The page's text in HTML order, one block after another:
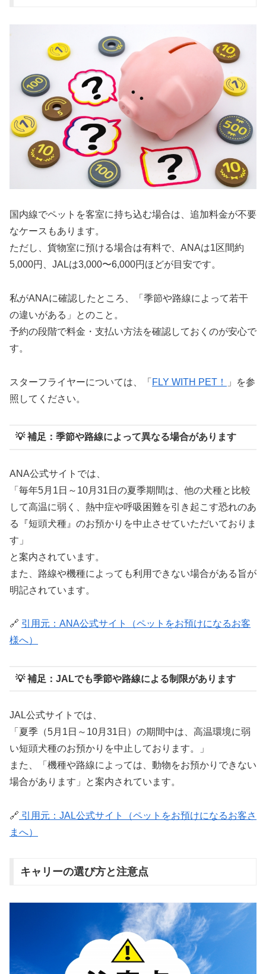
国内線でペットを客室に持ち込む場合は、追加料金が不要
なケースもあります。
ただし、貨物室に預ける場合は有料で、ANAは1区間約
5,000円、JALは3,000〜6,000円ほどが目安です。
私がANAに確認したところ、「季節や路線によって若干
の違いがある」とのこと。
予約の段階で料金・支払い方法を確認しておくのが安心で
す。
スターフライヤーについては、「 FLY WITH PET！
」を参
照してください。
💡 補足：季節や路線によって異なる場合があります
ANA公式サイトでは、
「毎年5月1日～10月31日の夏季期間は、他の犬種と比較
して高温に弱く、熱中症や呼吸困難を引き起こす恐れのあ
る『短頭犬種』のお預かりを中止させていただいておりま
す」
と案内されています。
また、路線や機種によっても利用できない場合がある旨が
明記されています。
🔗 引用元：ANA公式サイト（ペットをお預けになるお客
様へ）
💡 補足：JALでも季節や路線による制限があります
JAL公式サイトでは、
「夏季（5月1日～10月31日）の期間中は、高温環境に弱
い短頭犬種のお預かりを中止しております。」
また、「機種や路線によっては、動物をお預かりできない
場合があります」と案内されています。
🔗 引用元：JAL公式サイト（ペットをお預けになるお客さ
まへ）
キャリーの選び方と注意点